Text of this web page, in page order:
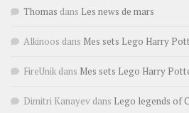
Thomas dans Les news de mars
Alkinoos dans Mes sets Lego Harry
FireUnik dans Mes sets Lego Harry
Dimitri Kanayev dans Lego legends of